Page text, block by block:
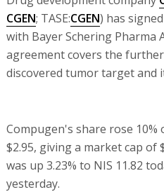
CGEN; TASE:CGEN) has
with Bayer Schering Pharma
agreement covers the
discovered tumor target and
Compugen's share rose 10%
$2.95, giving a market cap of
was up 3.23% to NIS 11.82
yesterday.